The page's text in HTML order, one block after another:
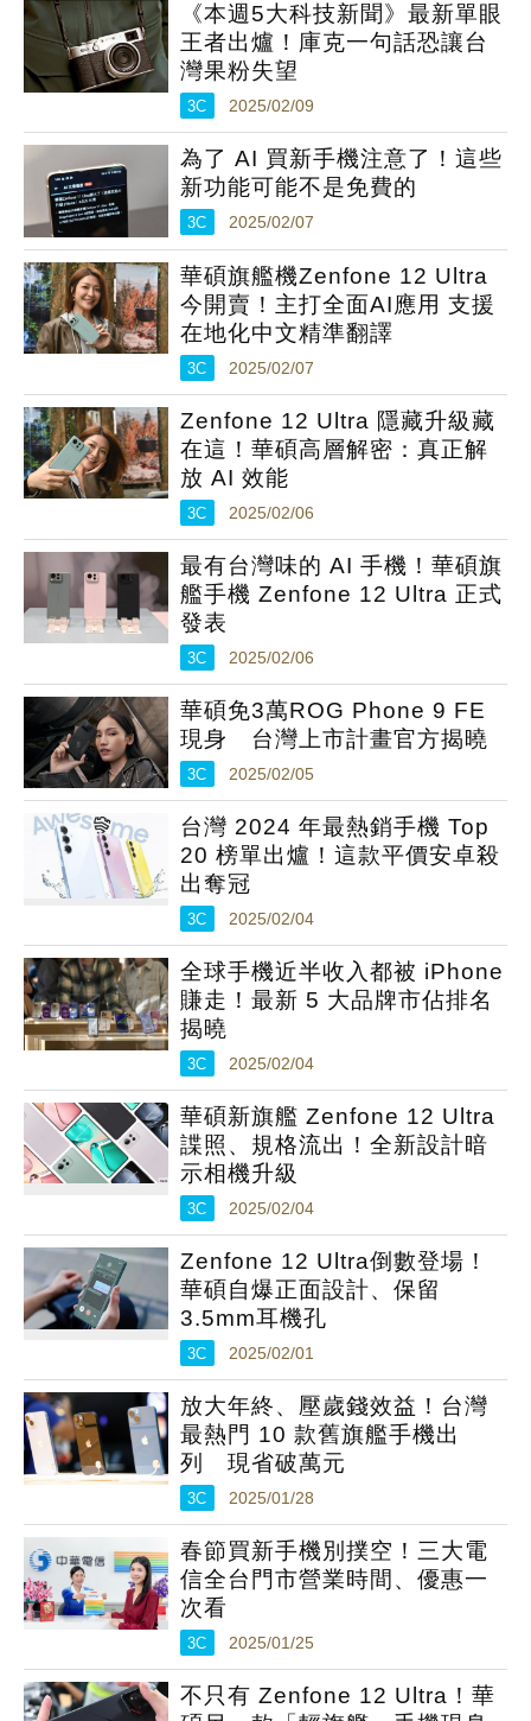
《本週5大科技新聞》最新單眼
王者出爐！庫克一句話恐讓台
灣果粉失望
3C 2025/02/09
為了 AI 買新手機注意了！這些
新功能可能不是免費的
3C 2025/02/07
華碩旗艦機Zenfone 12 Ultra
今開賣！主打全面AI應用 支援
在地化中文精準翻譯
3C 2025/02/07
Zenfone 12 Ultra 隱藏升級藏
在這！華碩高層解密：真正解
放 AI 效能
3C 2025/02/06
最有台灣味的 AI 手機！華碩旗
艦手機 Zenfone 12 Ultra 正式
發表
3C 2025/02/06
華碩免3萬ROG Phone 9 FE
現身 台灣上市計畫官方揭曉
3C 2025/02/05
台灣 2024 年最熱銷手機 Top
20 榜單出爐！這款平價安卓殺
出奪冠
3C 2025/02/04
全球手機近半收入都被 iPhone
賺走！最新 5 大品牌市佔排名
揭曉
3C 2025/02/04
華碩新旗艦 Zenfone 12 Ultra
諜照、規格流出！全新設計暗
示相機升級
3C 2025/02/04
Zenfone 12 Ultra倒數登場！
華碩自爆正面設計、保留
3.5mm耳機孔
3C 2025/02/01
放大年終、壓歲錢效益！台灣
最熱門 10 款舊旗艦手機出
列 現省破萬元
3C 2025/01/28
春節買新手機別撲空！三大電
信全台門市營業時間、優惠一
次看
3C 2025/01/25
不只有 Zenfone 12 Ultra！華